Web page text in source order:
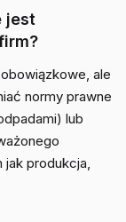
jest
ale
normy prawne
lub
jak produkcja,